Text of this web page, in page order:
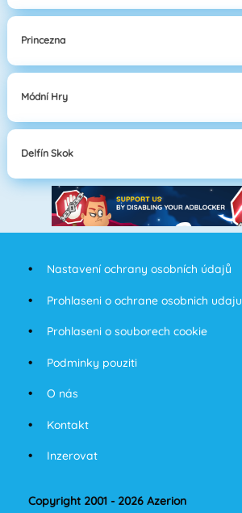
Princezna
Módní Hry
Delfín Skok
Nastavení ochrany osobních údajů
Prohlaseni o ochrane osobnich udaju
Prohlaseni o souborech cookie
Podminky pouziti
O nás
Kontakt
Inzerovat
Copyright 2001 - 2026 Azerion